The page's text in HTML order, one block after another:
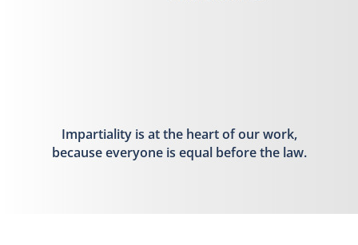
Impartiality is at the heart of our work,
because everyone is equal before the law.